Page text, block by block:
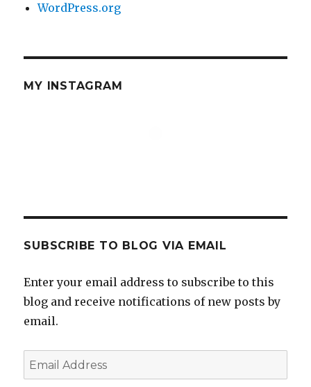
WordPress.org
MY INSTAGRAM
SUBSCRIBE TO BLOG VIA EMAIL
Enter your email address to subscribe to this
blog and receive notifications of new posts by
email.
Email
Address